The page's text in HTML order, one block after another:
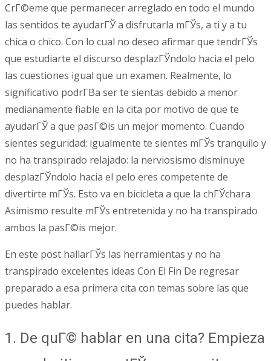
CrГ©eme que permanecer arreglado en todo el mundo
las sentidos te ayudarГЎ a disfrutarla mГЎs, a ti y a tu
chica o chico. Con lo cual no deseo afirmar que tendrГЎs
que estudiarte el discurso desplazГЎndolo hacia el pelo
las cuestiones igual que un examen. Realmente, lo
significativo podrГ­В­a ser te sientas debido a menor
medianamente fiable en la cita por motivo de que te
ayudarГЎ a que pasГ©is un mejor momento. Cuando
sientes seguridad: igualmente te sientes mГЎs tranquilo y
no ha transpirado relajado: la nerviosismo disminuye
desplazГЎndolo hacia el pelo eres competente de
divertirte mГЎs. Esto va en bicicleta a que la chГЎchara
Asimismo resulte mГЎs entretenida y no ha transpirado
ambos la pasГ©is mejor.
En este post hallarГЎs las herramientas y no ha
transpirado excelentes ideas Con El Fin De regresar
preparado a esa primera cita con temas sobre las que
puedes hablar.
1. De quГ© hablar en una cita? Empieza